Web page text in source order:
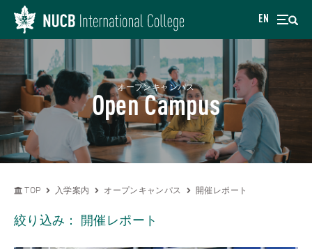
EN
オープンキャンパス
Open Campus
TOP 入学案内 オープンキャンパス 開催レポート
絞り込み： 開催レポート